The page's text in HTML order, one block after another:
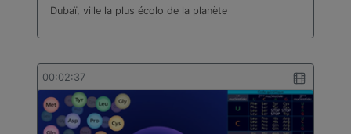
Dubaï, ville la plus écolo de la planète
00:02:37